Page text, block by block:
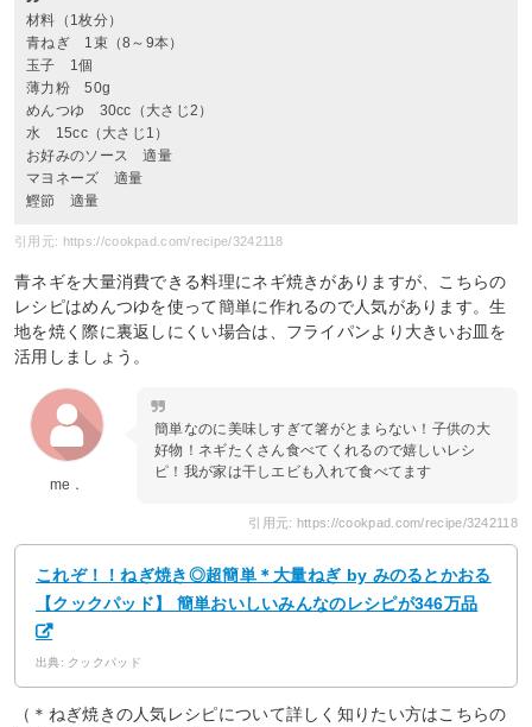
材料（1枚分）
青ねぎ 1束（8～9本）
玉子 1個
薄力粉 50g
めんつゆ 30cc（大さじ2）
水 15cc（大さじ1）
お好みのソース 適量
マヨネーズ 適量
鰹節 適量
引用元: https://cookpad.com/recipe/3242118
青ネギを大量消費できる料理にネギ焼きがありますが、こちらの
レシピはめんつゆを使って簡単に作れるので人気があります。生
地を焼く際に裏返しにくい場合は、フライパンより大きいお皿を
活用しましょう。
me．
簡単なのに美味しすぎて箸がとまらない！子供の大
好物！ネギたくさん食べてくれるので嬉しいレシ
ピ！我が家は干しエビも入れて食べてます
引用元: https://cookpad.com/recipe/3242118
これぞ！！ねぎ焼き◎超簡単＊大量ねぎ by みのるとかおる
【クックパッド】 簡単おいしいみんなのレシピが346万品
出典: クックパッド
（＊ねぎ焼きの人気レシピについて詳しく知りたい方はこちらの